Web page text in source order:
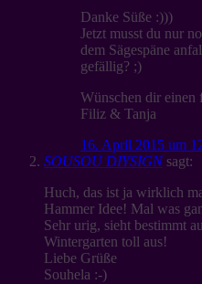
Danke Süße :)))
Jetzt musst du nur
dem Sägespäne
gefällig? ;)
Wünschen dir einen
Filiz & Tanja
16. April 2015 um
SOUSOU DIYSIGN sagt:
Huch, das ist ja wirklich
Hammer Idee! Mal was
Sehr urig, sieht bestimmt
Wintergarten toll aus!
Liebe Grüße
Souhela :-)